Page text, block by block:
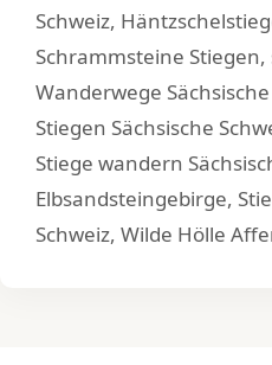
Schweiz,
Schrammsteine Stiegen,
Wanderwege
Stiegen Sächsische
Stiege wandern
Elbsandsteingebirge,
Schweiz, Wilde Hölle